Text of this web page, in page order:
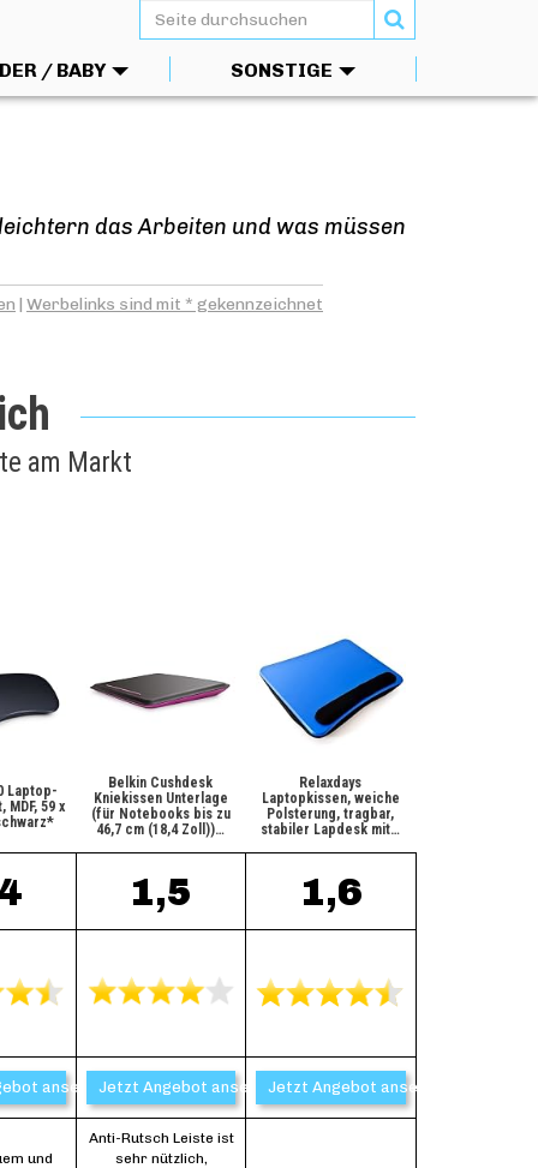
/ BABY SONSTIGE
das Arbeiten und was müssen
| Werbelinks sind mit * gekennzeichnet
am Markt
Laptop-
59 x
Belkin Cushdesk
Kniekissen Unterlage
(für Notebooks bis zu
46,7 cm (18,4 Zoll))…
Relaxdays
Laptopkissen, weiche
Polsterung, tragbar,
stabiler Lapdesk mit…
1,5 1,6
ansehen*Jetzt Angebot ansehen*Jetzt Angebot ansehen*
und
Anti-Rutsch Leiste ist
sehr nützlich,